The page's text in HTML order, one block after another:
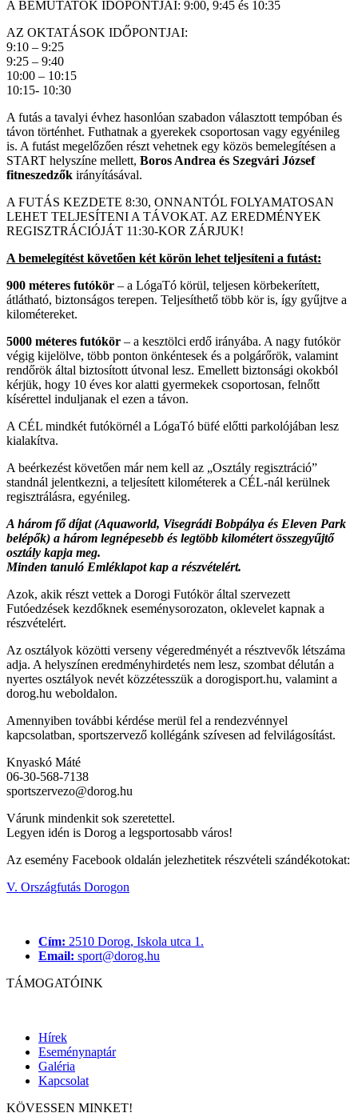
A BEMUTATÓK IDŐPONTJAI: 9:00, 9:45 és 10:35
AZ OKTATÁSOK IDŐPONTJAI:
9:10 – 9:25
9:25 – 9:40
10:00 – 10:15
10:15- 10:30
A futás a tavalyi évhez hasonlóan szabadon választott tempóban és
távon történhet. Futhatnak a gyerekek csoportosan vagy egyénileg
is. A futást megelőzően részt vehetnek egy közös bemelegítésen a
START helyszíne mellett, Boros Andrea és Szegvári József
fitneszedzők irányításával.
A FUTÁS KEZDETE 8:30, ONNANTÓL FOLYAMATOSAN
LEHET TELJESÍTENI A TÁVOKAT. AZ EREDMÉNYEK
REGISZTRÁCIÓJÁT 11:30-KOR ZÁRJUK!
A bemelegítést követően két körön lehet teljesíteni a futást:
900 méteres futókör – a LógaTó körül, teljesen körbekerített,
átlátható, biztonságos terepen. Teljesíthető több kör is, így gyűjtve a
kilométereket.
5000 méteres futókör – a kesztölci erdő irányába. A nagy futókör
végig kijelölve, több ponton önkéntesek és a polgárőrök, valamint
rendőrök által biztosított útvonal lesz. Emellett biztonsági okokból
kérjük, hogy 10 éves kor alatti gyermekek csoportosan, felnőtt
kísérettel induljanak el ezen a távon.
A CÉL mindkét futókörnél a LógaTó büfé előtti parkolójában lesz
kialakítva.
A beérkezést követően már nem kell az „Osztály regisztráció”
standnál jelentkezni, a teljesített kilométerek a CÉL-nál kerülnek
regisztrálásra, egyénileg.
A három fő díjat (Aquaworld, Visegrádi Bobpálya és Eleven Park
belépők) a három legnépesebb és legtöbb kilométert összegyűjtő
osztály kapja meg.
Minden tanuló Emléklapot kap a részvételért.
Azok, akik részt vettek a Dorogi Futókör által szervezett
Futóedzések kezdőknek eseménysorozaton, oklevelet kapnak a
részvételért.
Az osztályok közötti verseny végeredményét a résztvevők létszáma
adja. A helyszínen eredményhirdetés nem lesz, szombat délután a
nyertes osztályok nevét közzétesszük a dorogisport.hu, valamint a
dorog.hu weboldalon.
Amennyiben további kérdése merül fel a rendezvénnyel
kapcsolatban, sportszervező kollégánk szívesen ad felvilágosítást.
Knyaskó Máté
06-30-568-7138
sportszervezo@dorog.hu
Várunk mindenkit sok szeretettel.
Legyen idén is Dorog a legsportosabb város!
Az esemény Facebook oldalán jelezhetitek részvételi szándékotokat:
V. Országfutás Dorogon
Cím: 2510 Dorog, Iskola utca 1.
Email: sport@dorog.hu
TÁMOGATÓINK
Hírek
Eseménynaptár
Galéria
Kapcsolat
KÖVESSEN MINKET!